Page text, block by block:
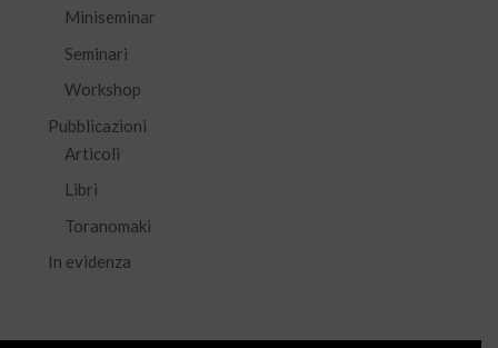
Miniseminar
Seminari
Workshop
Pubblicazioni
Articoli
Libri
Toranomaki
In evidenza